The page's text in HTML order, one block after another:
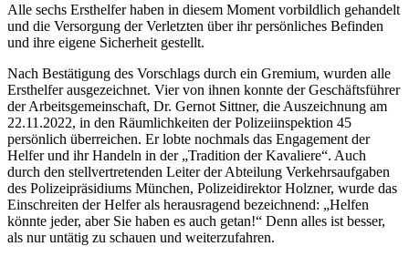
Alle sechs Ersthelfer haben in diesem Moment vorbildlich gehandelt
und die Versorgung der Verletzten über ihr persönliches Befinden
und ihre eigene Sicherheit gestellt.
Nach Bestätigung des Vorschlags durch ein Gremium, wurden alle
Ersthelfer ausgezeichnet. Vier von ihnen konnte der Geschäftsführer
der Arbeitsgemeinschaft, Dr. Gernot Sittner, die Auszeichnung am
22.11.2022, in den Räumlichkeiten der Polizeiinspektion 45
persönlich überreichen. Er lobte nochmals das Engagement der
Helfer und ihr Handeln in der „Tradition der Kavaliere“. Auch
durch den stellvertretenden Leiter der Abteilung Verkehrsaufgaben
des Polizeipräsidiums München, Polizeidirektor Holzner, wurde das
Einschreiten der Helfer als herausragend bezeichnend: „Helfen
könnte jeder, aber Sie haben es auch getan!“ Denn alles ist besser,
als nur untätig zu schauen und weiterzufahren.